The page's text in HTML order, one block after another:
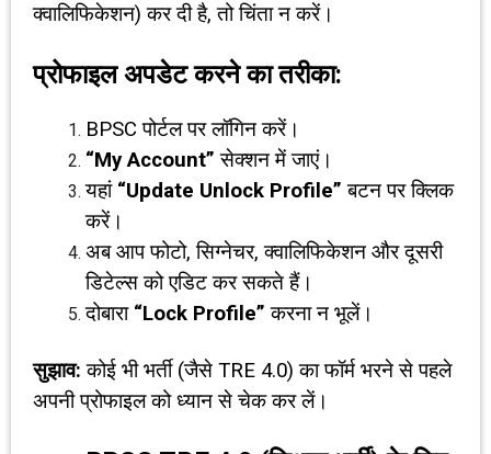
क्वालिफिकेशन) कर दी है, तो चिंता न करें।
प्रोफाइल अपडेट करने का तरीका:
BPSC पोर्टल पर लॉगिन करें।
“My Account”सेक्शन में जाएं।
यहां “Update Unlock Profile” बटन पर क्लिक
करें।
अब आप फोटो, सिग्नेचर, क्वालिफिकेशन और दूसरी
डिटेल्स को एडिट कर सकते हैं।
दोबारा “Lock Profile” करना न भूलें।
सुझाव: कोई भी भर्ती (जैसे TRE 4.0) का फॉर्म भरने से पहले
अपनी प्रोफाइल को ध्यान से चेक कर लें।